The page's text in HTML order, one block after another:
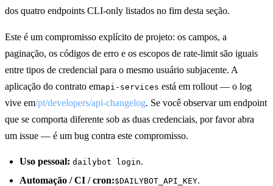
dos quatro endpoints CLI-only listados no fim desta seção.
Este é um compromisso explícito de projeto: os campos, a
paginação, os códigos de erro e os escopos de rate-limit são iguais
entre tipos de credencial para o mesmo usuário subjacente. A
aplicação do contrato emapi-services está em rollout — o log
vive em/pt/developers/api-changelog. Se você observar um endpoint
que se comporta diferente sob as duas credenciais, por favor abra
um issue — é um bug contra este compromisso.
Uso pessoal: dailybot login.
Automação / CI / cron:$DAILYBOT_API_KEY.